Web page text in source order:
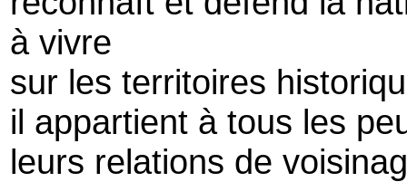
à vivre
sur les territoires
il appartient à tous les
leurs relations de